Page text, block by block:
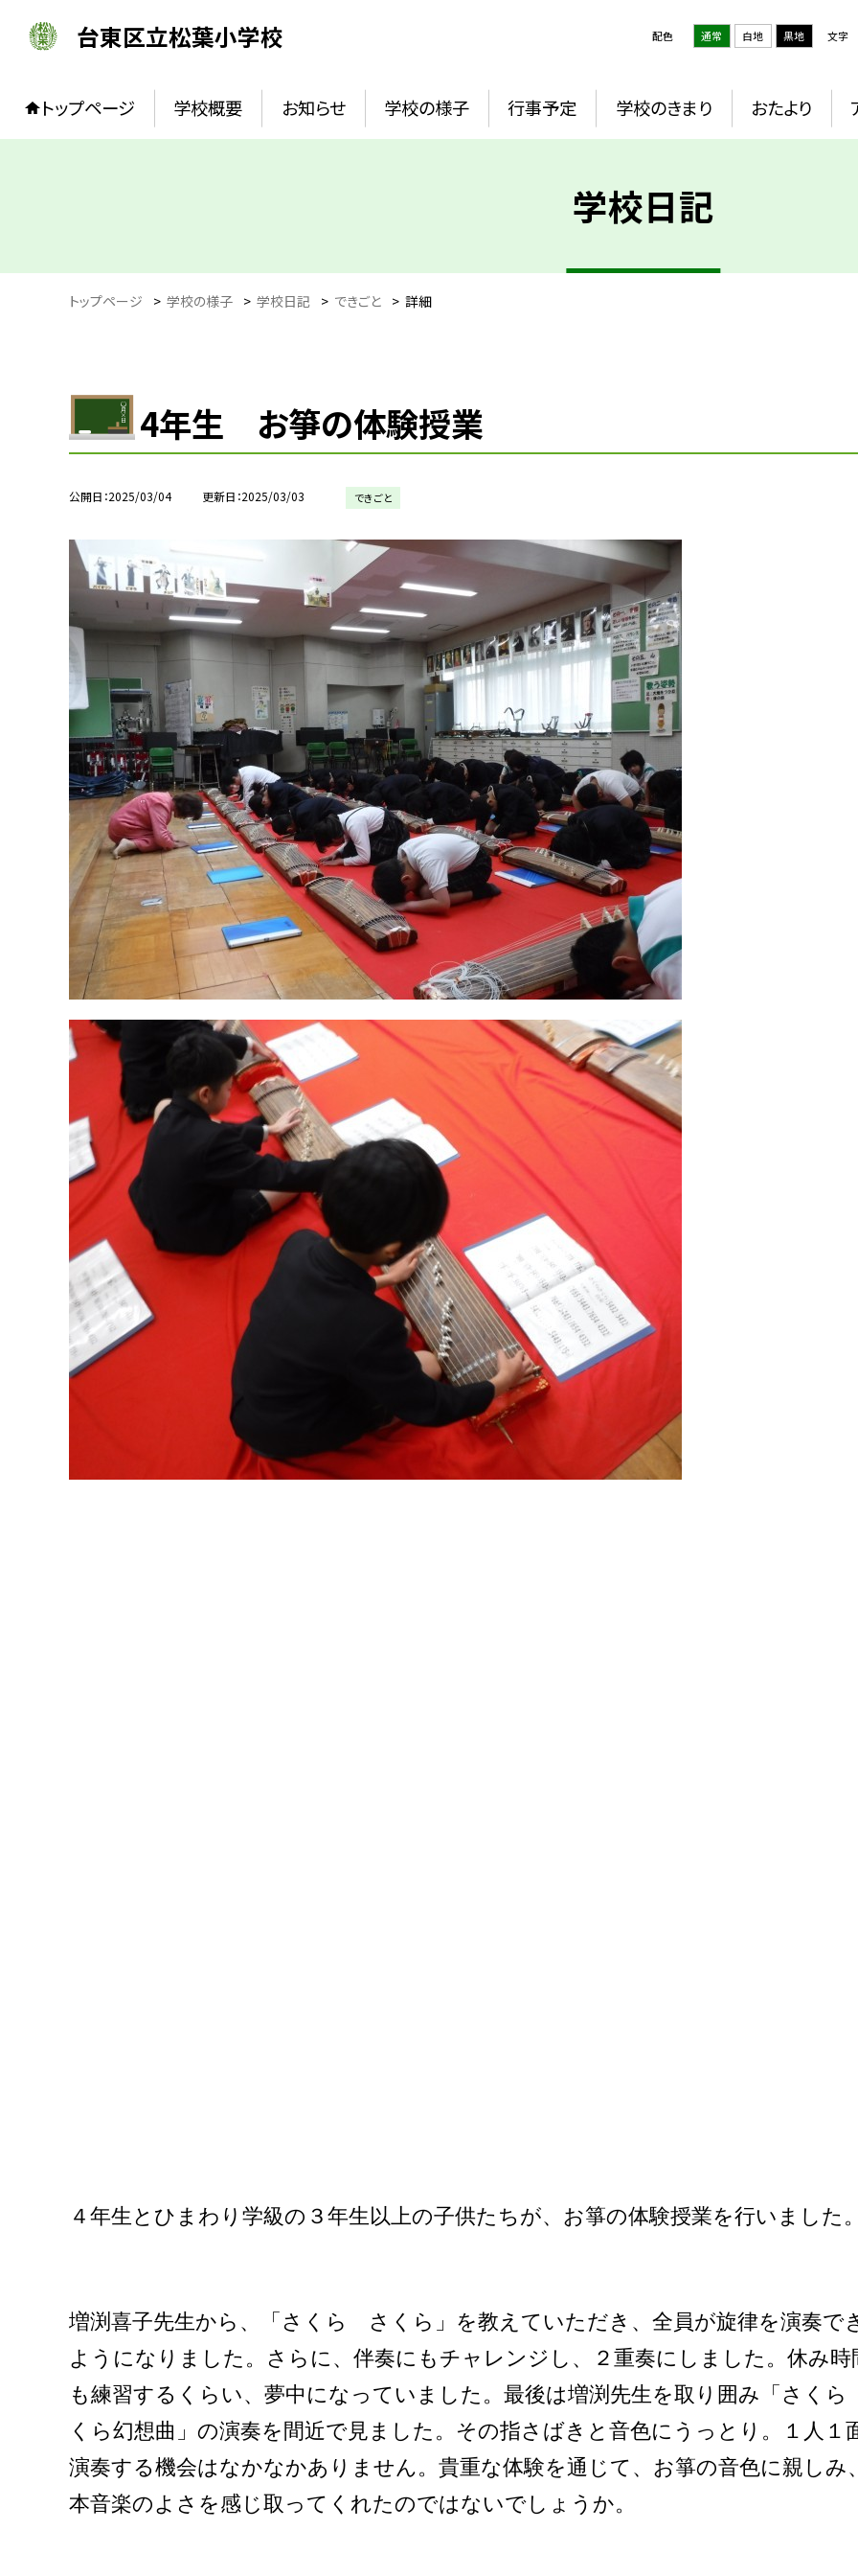
台東区立松葉小学校 配色 通常 白地 黒地 文字
トップページ 学校概要 お知らせ 学校の様子 行事予定 学校のきまり おたより
学校日記
トップページ > 学校の様子 > 学校日記 > できごと > 詳細
4年生 お箏の体験授業
公開日 2025/03/04 更新日 2025/03/03 できごと
４年生とひまわり学級の３年生以上の子供たちが、お箏の体験授業を行いました。
増渕喜子先生から、「さくら さくら」を教えていただき、全員が旋律を演奏で
ようになりました。さらに、伴奏にもチャレンジし、２重奏にしました。休み時
も練習するくらい、夢中になっていました。最後は増渕先生を取り囲み「さく
くら幻想曲」の演奏を間近で見ました。その指さばきと音色にうっとり。１人１
演奏する機会はなかなかありません。貴重な体験を通じて、お箏の音色に親しみ
本音楽のよさを感じ取ってくれたのではないでしょうか。